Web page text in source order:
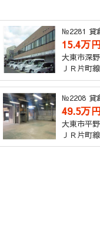
№2281 貸
15.4万円
大東市深
ＪＲ片町
№2208 貸
49.5万円
大東市平
ＪＲ片町